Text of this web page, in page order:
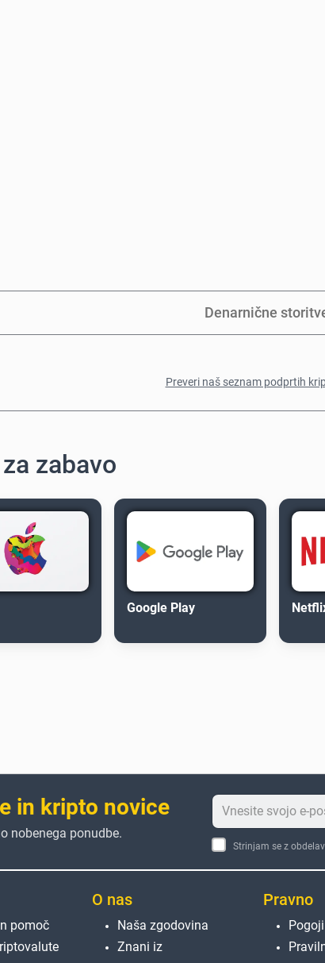
Denarnične
Preveri naš seznam podprtih
zabavo
Google Play
in kripto novice
nobenega ponudbe.
Strinjam se z
pomoč
O nas
Naša zgodovina
Znani iz
Pravno